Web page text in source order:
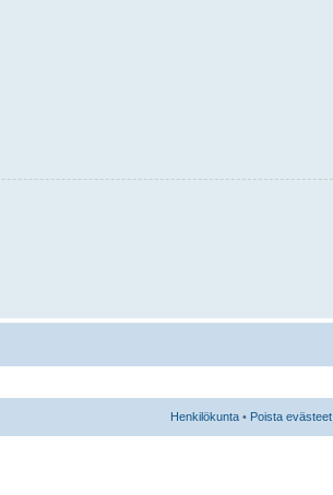
Henkilökunta • Poista evästeet